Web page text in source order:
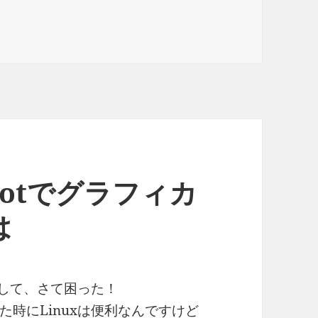
でグラフィカ
、さて困った！
時にLinuxは便利なんですけど